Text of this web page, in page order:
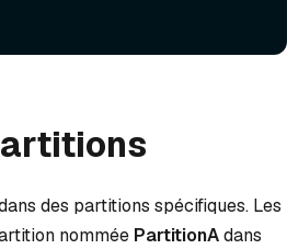
des partitions spécifiques. Les
nommée PartitionAdans